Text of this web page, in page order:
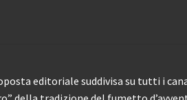
editoriale suddivisa su tutti i